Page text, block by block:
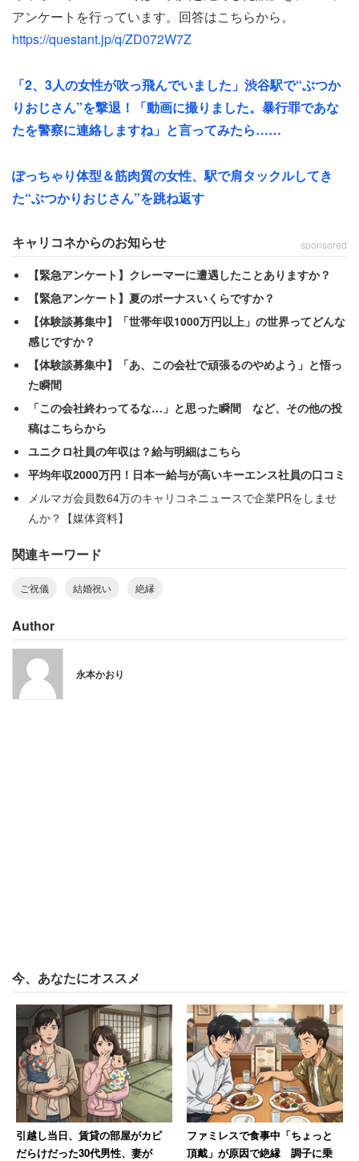
までしました」
性。しかしある時、
「よく考えてみるとその子主催で特別なことをしてくれた
と友人とのアンバランスな関係に気付いた瞬間があったと
っていることなので、その時はあまり深く受け止めずに流
していました」と疑問はあるものの、関係は良好のままだ
った。
絶縁を決意したきっかけは、女性が結婚を報告した時だっ
た。これまで友人に対し全力で祝福してきたのだから、今
度は友人が祝福をする番のはずだったが……
「結婚の報告をした時には、『お祝いパーティをやろう』
と提案がありましたが、その子主催ではなく、裏で動いて
くれてたのは別の友人」
「当日（その友人は）は『つわりがひどいから』と欠席。
挙げ句の果てには、2万円が入った現金書留が届き、夫と
贈るのも一般的にはそれほど非常識とは言えない。しか
し、女性がしてあげてきたことやご祝儀の額と比べると、
まったく釣り合わないと感じたのだろう。
アンケートを行っています。回答はこちらから。
https://questant.jp/q/ZD072W7Z
「2、3人の女性が吹っ飛んでいました」渋谷駅で“ぶつか
りおじさん”を撃退！「動画に撮りました。暴行罪であな
たを警察に連絡しますね」と言ってみたら……
ぽっちゃり体型＆筋肉質の女性、駅で肩タックルしてき
た“ぶつかりおじさん”を跳ね返す
キャリコネからのお知らせ sponsored
【緊急アンケート】クレーマーに遭遇したことありますか？
【緊急アンケート】夏のボーナスいくらですか？
【体験談募集中】「世帯年収1000万円以上」の世界ってどんな
感じですか？
【体験談募集中】「あ、この会社で頑張るのやめよう」と悟っ
た瞬間
「この会社終わってるな…」と思った瞬間 など、その他の投
稿はこちらから
ユニクロ社員の年収は？給与明細はこちら
平均年収2000万円！日本一給与が高いキーエンス社員の口コミ
メルマガ会員数64万のキャリコネニュースで企業PRをしませ
んか？【媒体資料】
関連キーワード
ご祝儀 結婚祝い 絶縁
Author
永本かおり
今、あなたにオススメ
引越し当日、賃貸の部屋がカビ
だらけだった30代男性、妻が
ファミレスで食事中「ちょっと
頂戴」が原因で絶縁 調子に乗